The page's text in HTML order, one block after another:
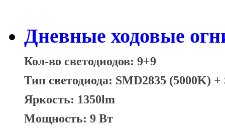
Дневные ходовые
Кол-во светодиодов: 9+9
Тип светодиода: SMD2835 (5000K)
Яркость: 1350lm
Мощность: 9 Вт